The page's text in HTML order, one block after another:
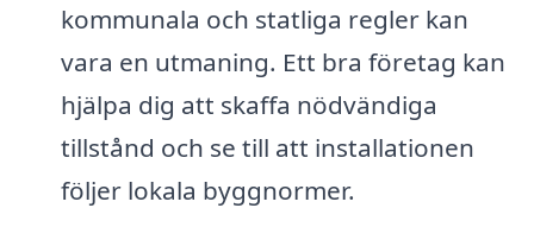
kommunala och statliga regler kan
vara en utmaning. Ett bra företag kan
hjälpa dig att skaffa nödvändiga
tillstånd och se till att installationen
följer lokala byggnormer.